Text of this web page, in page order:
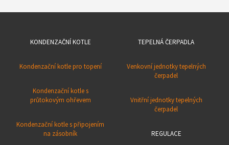
KONDENZAČNÍ KOTLE
Kondenzační kotle pro topení
Kondenzační kotle s
průtokovým ohřevem
Kondenzační kotle s připojením
na zásobník
TEPELNÁ ČERPADLA
Venkovní jednotky tepelných
čerpadel
Vnitřní jednotky tepelných
čerpadel
REGULACE